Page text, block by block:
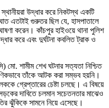
উদ্ধার করে নিকটস্থ একটি
এতটাই গুরুতর ছিল যে, হাসপাতালে
করেন। কাঁচপুর হাইওয়ে থানা পুলিশ
করে এবং দুর্ঘটনা কবলিত ট্রাক ও
মো. শামীম শেখ ঘটনার সত্যতা নিশ্চিত
তাঁকে আটক করা সম্ভব হয়নি।
গ্রেপ্তারের চেষ্টা চলছে। এ বিষয়ে
দাবিতে চলমান সচেতনতার মাঝেও
ঝুঁকিকে সামনে নিয়ে এসেছে।